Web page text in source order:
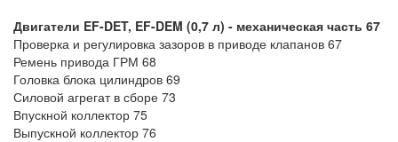
Двигатели EF-DET, EF-DEM (0,7 л) - механическая часть 67
Проверка и регулировка зазоров в приводе клапанов 67
Ремень привода ГРМ 68
Головка блока цилиндров 69
Силовой агрегат в сборе 73
Впускной коллектор 75
Выпускной коллектор 76